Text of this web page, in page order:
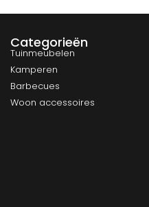
Categorieën
Tuinmeubelen
Kamperen
Barbecues
Woon accessoires